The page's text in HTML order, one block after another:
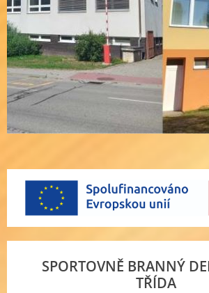
SPORTOVNĚ BRANNÝ
TŘÍDA